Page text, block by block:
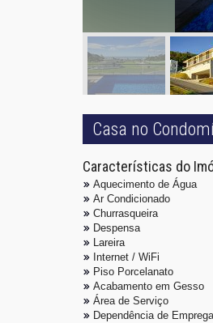
Casa no
Características do
Aquecimento de Água
Ar Condicionado
Churrasqueira
Despensa
Lareira
Internet / WiFi
Piso Porcelanato
Acabamento em Gesso
Área de Serviço
Dependência de